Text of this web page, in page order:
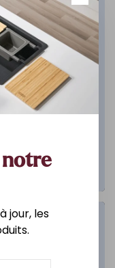
jour, les